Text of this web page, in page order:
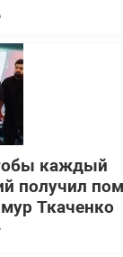
каждый
получил
Ткаченко